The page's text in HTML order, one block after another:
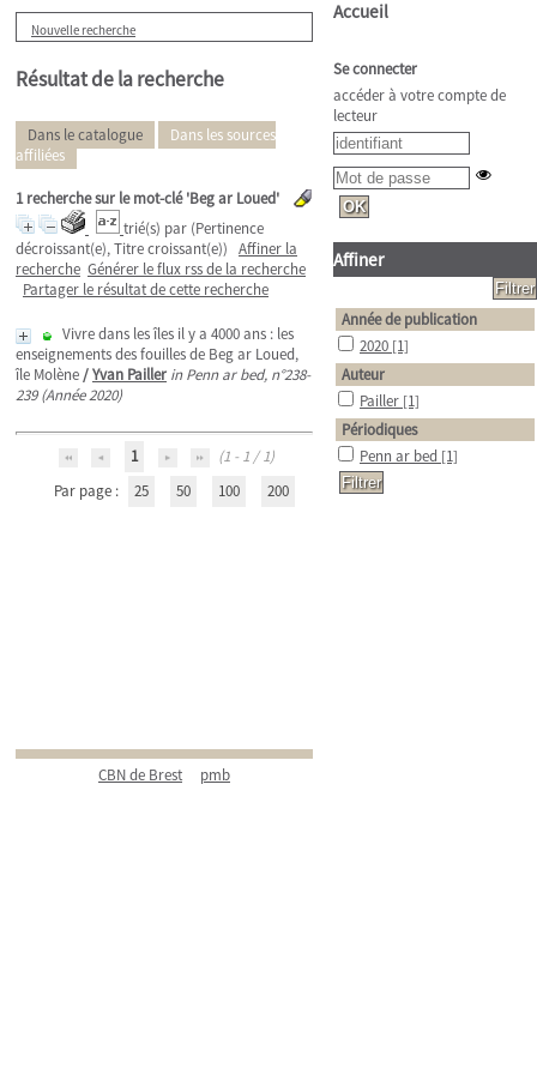
Nouvelle recherche
Résultat de la recherche
Dans le catalogue
Dans les sources
affiliées
1recherche sur le mot-clé'Beg ar Loued'
trié(s) par (Pertinence
décroissant(e), Titre croissant(e)) Affiner la
recherche Générer le flux rss de la recherche
Partager le résultat de cette recherche
Vivre dans les îles il y a 4000 ans : les
enseignements des fouilles de Beg ar Loued,
île Molène/Yvan Pailler in Penn ar bed, n°238-
239 (Année 2020)
1
(1 - 1 / 1)
Par page :
25 50 100 200
CBN de Brest pmb
Accueil
Se connecter
accéder à votre compte de
lecteur
Affiner
Année de publication
2020 [1]
Auteur
Pailler [1]
Périodiques
Penn ar bed [1]